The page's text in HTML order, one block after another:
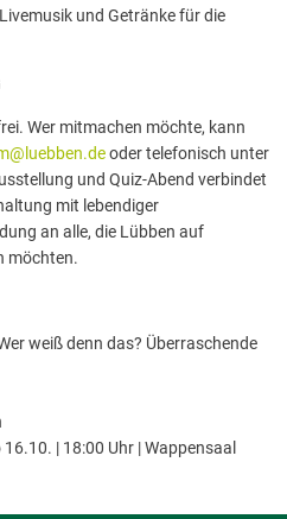
und Getränke für die
Wer mitmachen möchte, kann
oder telefonisch unter
und Quiz-Abend verbindet
mit lebendiger
an alle, die Lübben auf
möchten.
weiß denn das? Überraschende
16.10. | 18:00 Uhr | Wappensaal